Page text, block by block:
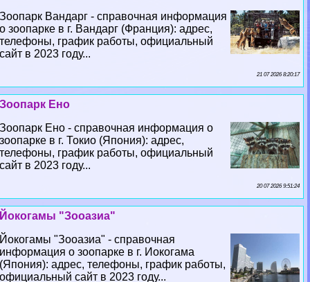
Зоопарк Вандарг - справочная информация
о зоопарке в г. Вандарг (Франция): адрес,
телефоны, график работы, официальный
сайт в 2023 году...
21 07 2026 8:20:17
Зоопарк Ено
Зоопарк Ено - справочная информация о
зоопарке в г. Токио (Япония): адрес,
телефоны, график работы, официальный
сайт в 2023 году...
20 07 2026 9:51:24
Йокогамы "Зооазиа"
Йокогамы "Зооазиа" - справочная
информация о зоопарке в г. Иокогама
(Япония): адрес, телефоны, график работы,
официальный сайт в 2023 году...